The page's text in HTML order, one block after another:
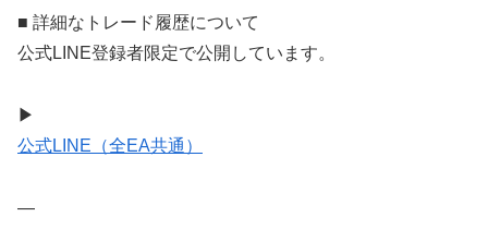
■ 詳細なトレード履歴について
公式LINE登録者限定で公開しています。
▶
公式LINE（全EA共通）
—